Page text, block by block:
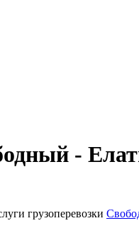
-
грузоперевозки